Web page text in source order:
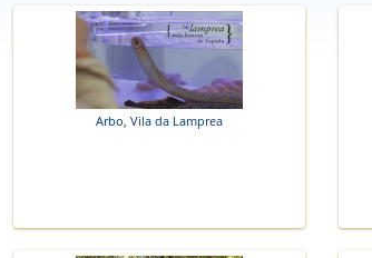
Arbo, Vila da Lamprea